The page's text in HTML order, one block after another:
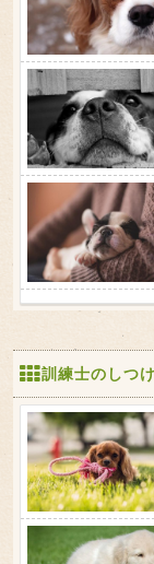
訓練士のしつ